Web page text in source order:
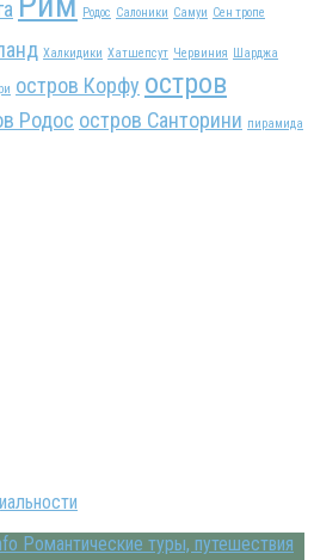
Родос Салоники Самуи Сен тропе
Халкидики Хатшепсут Червиния Шарджа
остров Корфу остров
Родос остров Санторини пирамида
Романтические туры, путешествия